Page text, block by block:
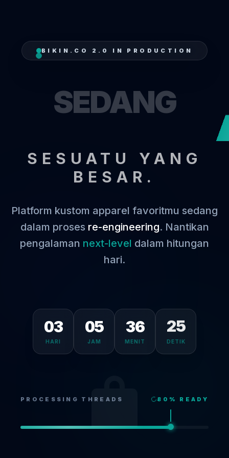
BIKIN.CO 2.0 IN PRODUCTION
SEDANG
SESUATU YANG
BESAR.
Platform kustom apparel favoritmu sedang
dalam proses re-engineering. Nantikan
pengalaman next-level dalam hitungan
hari.
03
HARI
05
JAM
36
MENIT
25
DETIK
PROCESSING THREADS 80 % READY